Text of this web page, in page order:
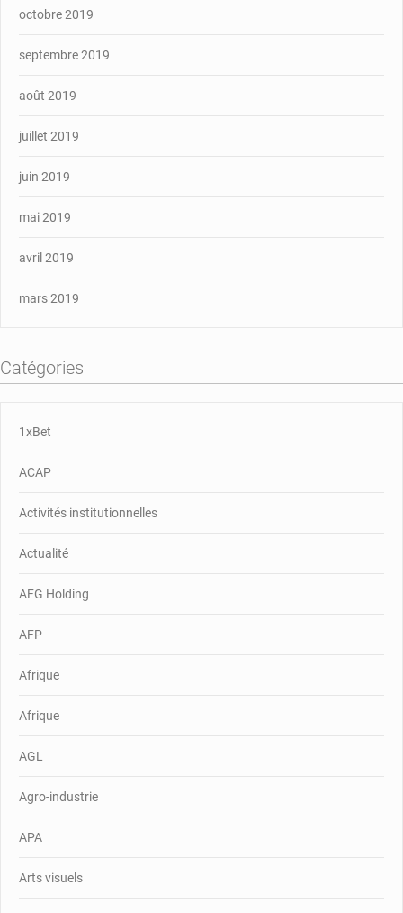
octobre 2019
septembre 2019
août 2019
juillet 2019
juin 2019
mai 2019
avril 2019
mars 2019
Catégories
1xBet
ACAP
Activités institutionnelles
Actualité
AFG Holding
AFP
Afrique
Afrique
AGL
Agro-industrie
APA
Arts visuels